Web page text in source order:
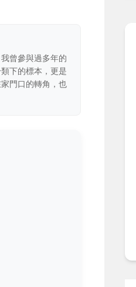
曾參與過多年的
下的標本，更是
門口的轉角，也